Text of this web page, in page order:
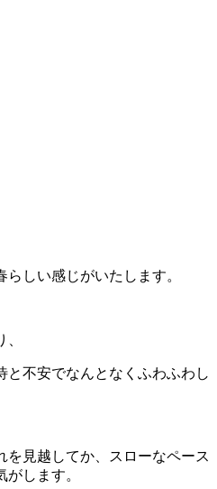
しい感じがいたします。
と不安でなんとなくふわふわし
を見越してか、スローなペース
します。